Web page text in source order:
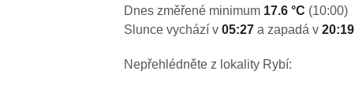
Dnes změřené minimum 17.6 °C (10:00)
Slunce vychází v05:27a zapadá v20:19
Nepřehlédněte z lokality Rybí: